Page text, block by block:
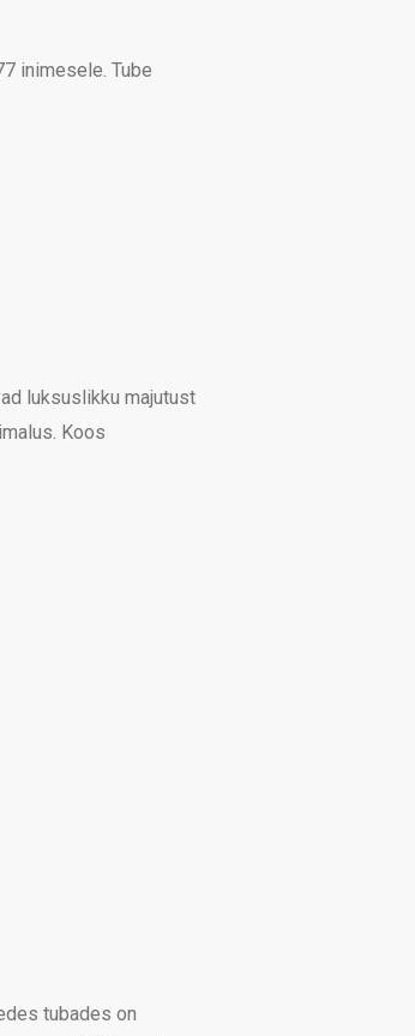
inimesele. Tube
luksuslikku majutust
Koos
tubades on